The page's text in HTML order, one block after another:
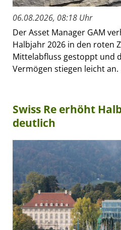
06.08.2026, 08:18 Uhr
Der Asset Manager GAM
Halbjahr 2026 in den roten
Mittelabfluss gestoppt und
Vermögen stiegen leicht an.
Swiss Re erhöht
deutlich